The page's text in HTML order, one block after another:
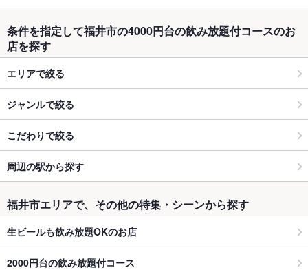
条件を指定して福井市の4000円台の飲み放題付コースのお
店を探す
エリアで絞る
ジャンルで絞る
こだわりで絞る
周辺の駅から探す
福井市エリアで、その他の特集・シーンから探す
生ビールも飲み放題OKのお店
2000円台の飲み放題付コース